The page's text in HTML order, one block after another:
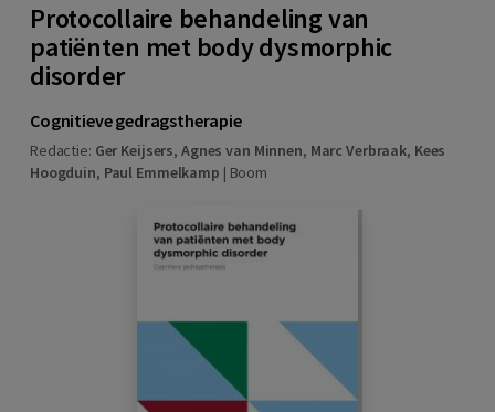
Protocollaire behandeling van
patiënten met body dysmorphic
disorder
Cognitieve gedragstherapie
Redactie: Ger Keijsers, Agnes van Minnen, Marc Verbraak, Kees
Hoogduin, Paul Emmelkamp | Boom